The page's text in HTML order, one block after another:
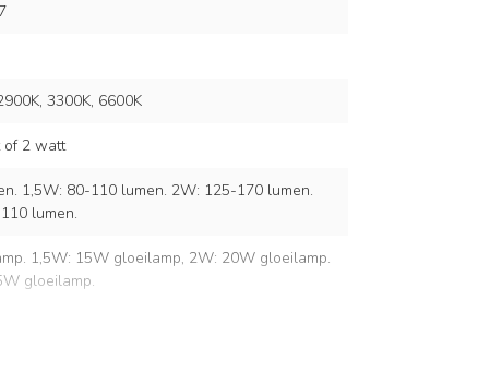
3300K, 6600K
of 2 watt
1,5W: 80-110 lumen. 2W: 125-170 lumen.
lumen.
1,5W: 15W gloeilamp, 2W: 20W gloeilamp.
gloeilamp.